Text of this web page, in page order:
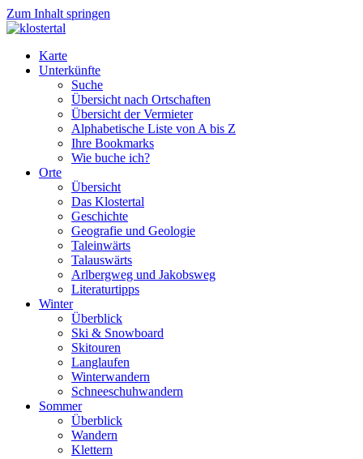
Zum Inhalt springen
Karte
Unterkünfte
Suche
Übersicht nach Ortschaften
Übersicht der Vermieter
Alphabetische Liste von A bis Z
Ihre Bookmarks
Wie buche ich?
Orte
Übersicht
Das Klostertal
Geschichte
Geografie und Geologie
Taleinwärts
Talauswärts
Arlbergweg und Jakobsweg
Literaturtipps
Winter
Überblick
Ski & Snowboard
Skitouren
Langlaufen
Winterwandern
Schneeschuhwandern
Sommer
Überblick
Wandern
Klettern